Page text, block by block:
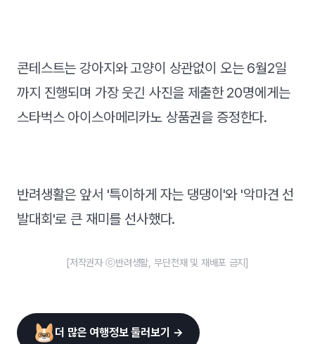
콘테스트는 강아지와 고양이 상관없이 오는 6월2일
까지 진행되며 가장 웃긴 사진을 제출한 20명에게는
스타벅스 아이스아메리카노 상품권을 증정한다.
반려생활은 앞서 '특이하게 자는 댕댕이'와 '악마견 선
발대회'로 큰 재미를 선사했다.
[저작권자 ⓒ반려생활, 무단전재 및 재배포 금지]
더 많은 여행정보 둘러보기 →